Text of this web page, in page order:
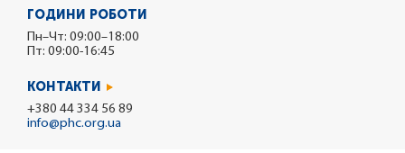
ГОДИНИ РОБОТИ
Пн–Чт: 09:00–18:00
Пт: 09:00-16:45
КОНТАКТИ
+380 44 334 56 89
info@phc.org.ua